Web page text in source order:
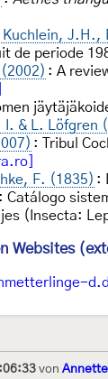
J.H.,
de periode
: A
& L. Löfgren
: Tribul
F. (1835) :
: Catálogo
(Insecta:
Websites
von